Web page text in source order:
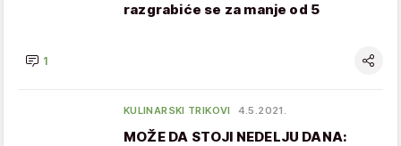
razgrabiće se za manje od 5
1
KULINARSKI TRIKOVI 4.5.2021.
MOŽE DA STOJI NEDELJU DANA: